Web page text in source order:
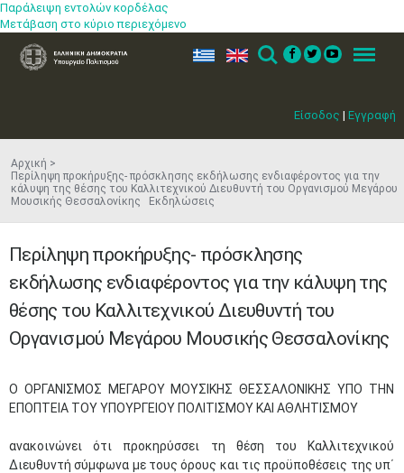
Παράλειψη εντολών κορδέλας
Μετάβαση στο κύριο περιεχόμενο
Είσοδος | Εγγραφή
ελ en Search Menu
Αρχική
Περίληψη προκήρυξης- πρόσκλησης εκδήλωσης ενδιαφέροντος για την
κάλυψη της θέσης του Καλλιτεχνικού Διευθυντή του Οργανισμού Μεγάρου
Μουσικής Θεσσαλονίκης Εκδηλώσεις
Περίληψη προκήρυξης- πρόσκλησης
εκδήλωσης ενδιαφέροντος για την κάλυψη της
θέσης του Καλλιτεχνικού Διευθυντή του
Οργανισμού Μεγάρου Μουσικής Θεσσαλονίκης
Ο ΟΡΓΑΝΙΣΜΟΣ ΜΕΓΑΡΟΥ ΜΟΥΣΙΚΗΣ ΘΕΣΣΑΛΟΝΙΚΗΣ ΥΠΟ ΤΗΝ
ΕΠΟΠΤΕΙΑ ΤΟΥ ΥΠΟΥΡΓΕΙΟΥ ΠΟΛΙΤΙΣΜΟΥ ΚΑΙ ΑΘΛΗΤΙΣΜΟΥ
ανακοινώνει ότι προκηρύσσει τη θέση του Καλλιτεχνικού
Διευθυντή σύμφωνα με τους όρους και τις προϋποθέσεις της υπ΄